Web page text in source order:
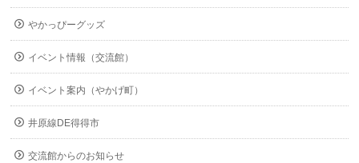
やかっぴーグッズ
イベント情報（交流館）
イベント案内（やかげ町）
井原線DE得得市
交流館からのお知らせ